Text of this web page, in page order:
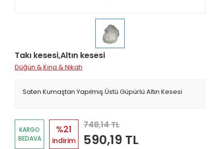
Takı kesesi,Altın kesesi
Düğün & Kına & Nikah
Saten Kumaştan Yapılmış Üstü Güpürlü Altın Kesesi
KARGO
BEDAVA
%21
indirim
748,14 TL
590,19 TL